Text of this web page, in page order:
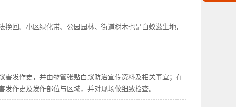
回。小区绿化带、公园园林、街道树木也是白蚁滋生地，
害发作史，并由物管张贴白蚁防治宣传资料及相关事宜；在
作史及发作部位与区域，并对现场做细致检查。